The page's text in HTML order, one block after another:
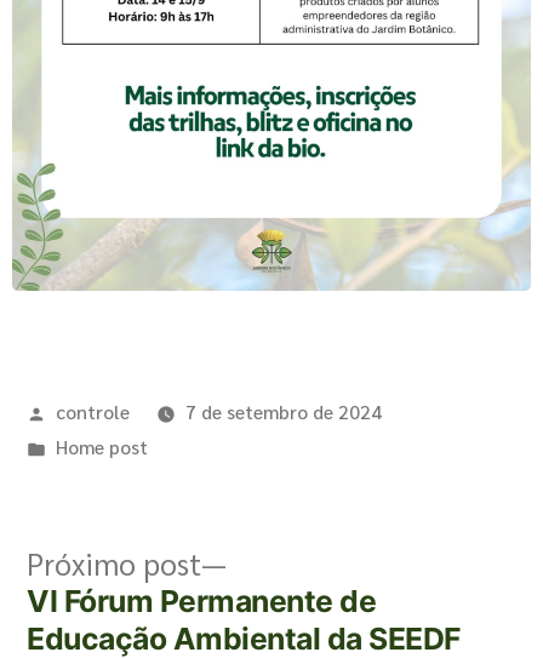
controle
7 de setembro de 2024
Home post
Próximo post
VI Fórum Permanente de
Educação Ambiental da SEEDF